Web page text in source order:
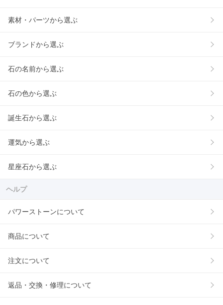
素材・パーツから選ぶ
ブランドから選ぶ
石の名前から選ぶ
石の色から選ぶ
誕生石から選ぶ
運気から選ぶ
星座石から選ぶ
ヘルプ
パワーストーンについて
商品について
注文について
返品・交換・修理について